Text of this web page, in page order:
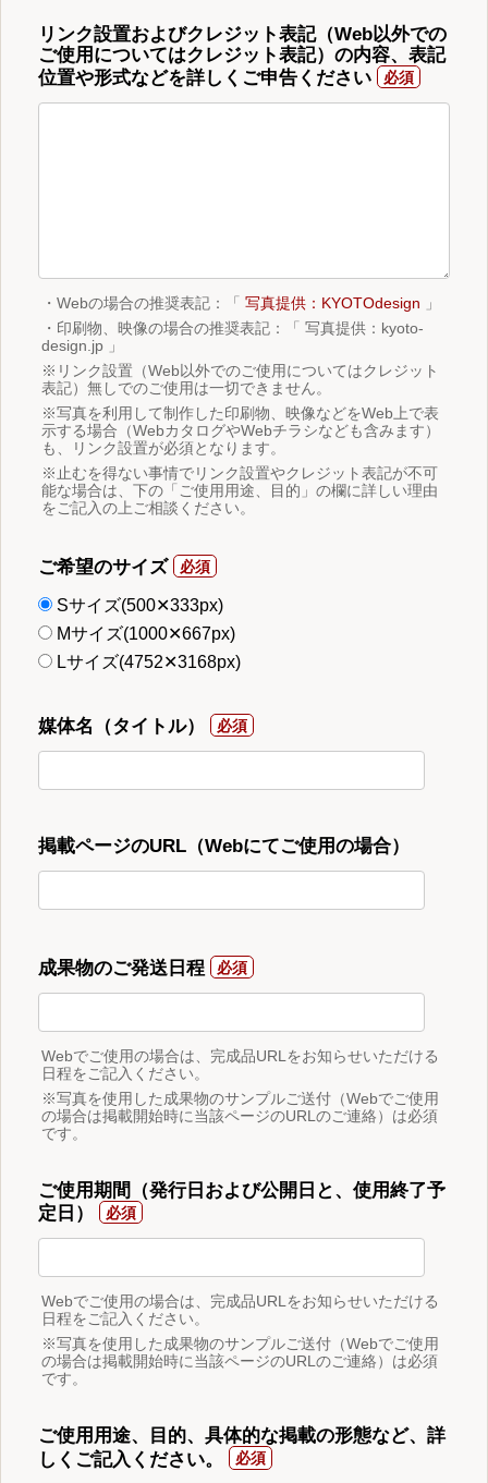
リンク設置およびクレジット表記（Web以外での
ご使用についてはクレジット表記）の内容、表記
位置や形式などを詳しくご申告ください
・Webの場合の推奨表記：「 写真提供：KYOTOdesign 」
・印刷物、映像の場合の推奨表記：「 写真提供：kyoto-
design.jp 」
※リンク設置（Web以外でのご使用についてはクレジット
表記）無しでのご使用は一切できません。
※写真を利用して制作した印刷物、映像などをWeb上で表
示する場合（WebカタログやWebチラシなども含みます）
も、リンク設置が必須となります。
※止むを得ない事情でリンク設置やクレジット表記が不可
能な場合は、下の「ご使用用途、目的」の欄に詳しい理由
をご記入の上ご相談ください。
ご希望のサイズ
Sサイズ(500✕333px)
Mサイズ(1000✕667px)
Lサイズ(4752✕3168px)
媒体名（タイトル）
掲載ページのURL（Webにてご使用の場合）
成果物のご発送日程
Webでご使用の場合は、完成品URLをお知らせいただける
日程をご記入ください。
※写真を使用した成果物のサンプルご送付（Webでご使用
の場合は掲載開始時に当該ページのURLのご連絡）は必須
です。
ご使用期間（発行日および公開日と、使用終了予
定日）
Webでご使用の場合は、完成品URLをお知らせいただける
日程をご記入ください。
※写真を使用した成果物のサンプルご送付（Webでご使用
の場合は掲載開始時に当該ページのURLのご連絡）は必須
です。
ご使用用途、目的、具体的な掲載の形態など、詳
しくご記入ください。